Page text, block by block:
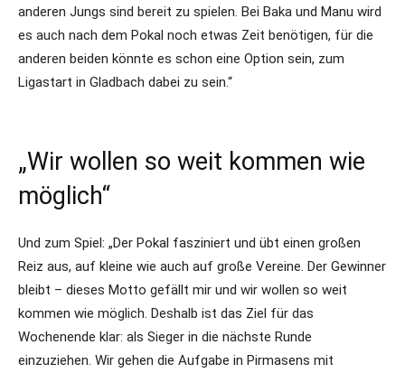
anderen Jungs sind bereit zu spielen. Bei Baka und Manu wird
es auch nach dem Pokal noch etwas Zeit benötigen, für die
anderen beiden könnte es schon eine Option sein, zum
Ligastart in Gladbach dabei zu sein.“
„Wir wollen so weit kommen wie
möglich“
Und zum Spiel: „Der Pokal fasziniert und übt einen großen
Reiz aus, auf kleine wie auch auf große Vereine. Der Gewinner
bleibt – dieses Motto gefällt mir und wir wollen so weit
kommen wie möglich. Deshalb ist das Ziel für das
Wochenende klar: als Sieger in die nächste Runde
einzuziehen. Wir gehen die Aufgabe in Pirmasens mit